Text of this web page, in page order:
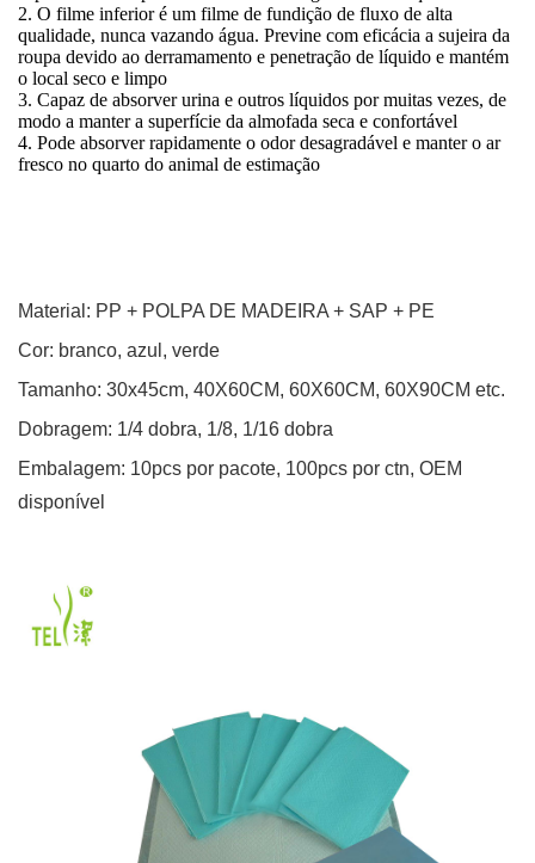
2. O filme inferior é um filme de fundição de fluxo de alta
qualidade, nunca vazando água. Previne com eficácia a sujeira da
roupa devido ao derramamento e penetração de líquido e mantém
o local seco e limpo
3. Capaz de absorver urina e outros líquidos por muitas vezes, de
modo a manter a superfície da almofada seca e confortável
4. Pode absorver rapidamente o odor desagradável e manter o ar
fresco no quarto do animal de estimação
Material: PP + POLPA DE MADEIRA + SAP + PE
Cor: branco, azul, verde
Tamanho: 30x45cm, 40X60CM, 60X60CM, 60X90CM etc.
Dobragem: 1/4 dobra, 1/8, 1/16 dobra
Embalagem: 10pcs por pacote, 100pcs por ctn, OEM
disponível